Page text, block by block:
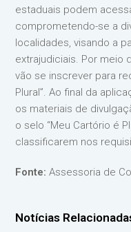
estaduais podem
comprometendo-se a
localidades, visando a
extrajudiciais. Por meio
vão se inscrever para
Plural”. Ao final da
os materiais de
o selo “Meu Cartório é
classificarem nos
Fonte: Assessoria de
Notícias